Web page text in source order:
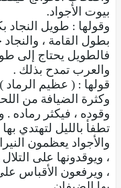
بيوت الأجواد.
وقولها : طويل النجاد
بطول القامة ،
فالطويل يحتاج إلى
والعرب تمدح بذلك .
قولها : ( عظيم الرماد
وكثرة الضيافة من
وقوده ، فيكثر رماده .
تطفأ بالليل لتهتدي
والأجواد يعظمون
، ويوقدونها على
، ويرفعون الأقباس